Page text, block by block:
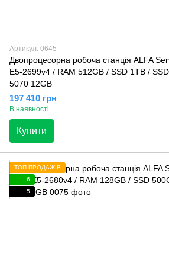
Артикул: 0645
Двопроцесорна робоча станція ALFA
E5-2699v4 / RAM 512GB / SSD 1TB /
5070 12GB
197 410 грн
В наявності
Купити
ТОП ПРОДАЖІВ
6
5